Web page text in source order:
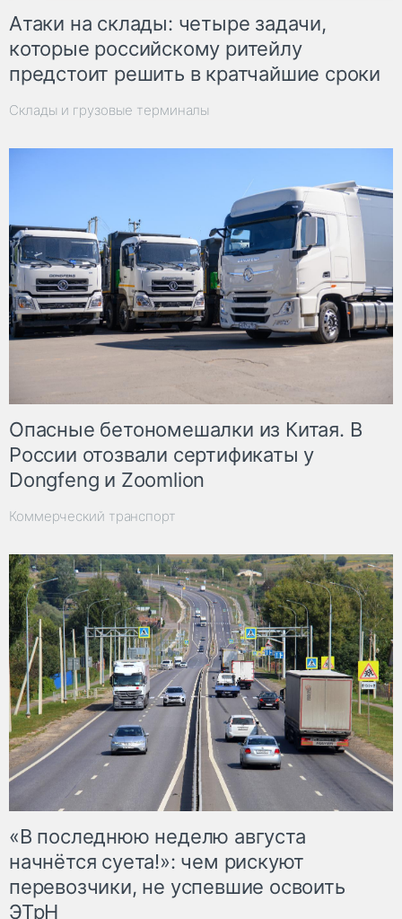
Атаки на склады: четыре задачи,
которые российскому ритейлу
предстоит решить в кратчайшие сроки
Склады и грузовые терминалы
Опасные бетономешалки из Китая. В
России отозвали сертификаты у
Dongfeng и Zoomlion
Коммерческий транспорт
«В последнюю неделю августа
начнётся суета!»: чем рискуют
перевозчики, не успевшие освоить
ЭТрН